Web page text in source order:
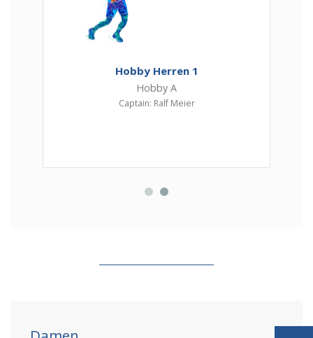
Hobby Herren 1
Hobby A
Captain: Ralf Meier